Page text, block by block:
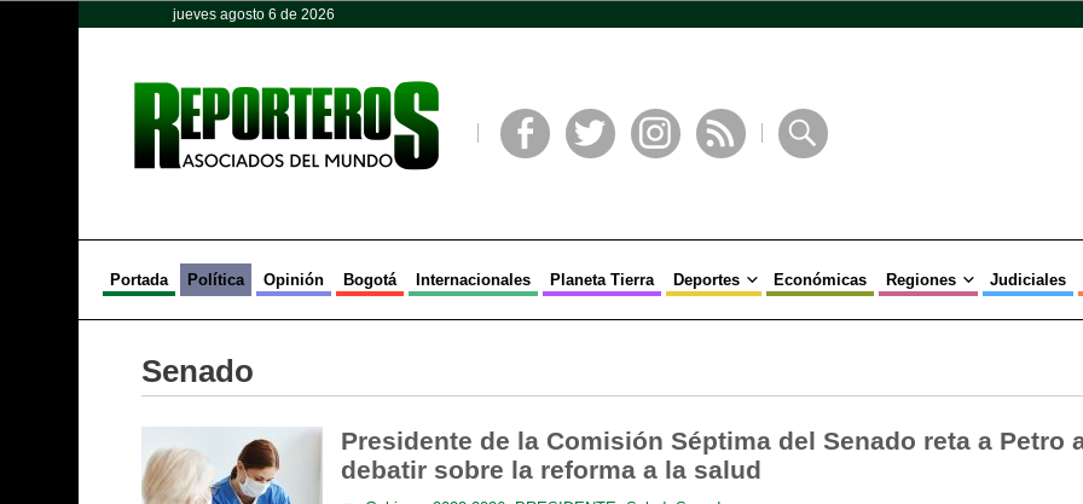
jueves agosto 6 de 2026
Portada Política Opinión Bogotá Internacionales Planeta Tierra Deportes Económicas Regiones Judiciales
Senado
Presidente de la Comisión Séptima del Senado reta a Petro
debatir sobre la reforma a la salud
Opinión Política